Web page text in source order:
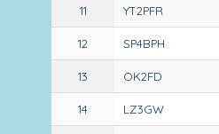
11 YT2PFR
12 SP4BPH
13 OK2FD
14 LZ3GW